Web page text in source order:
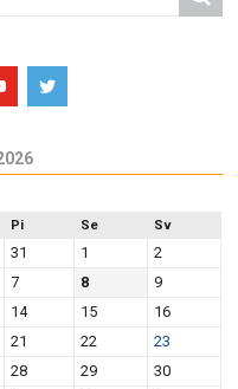
Pi Se Sv
31 1
2
7 8
9
14 15
16
21 22
23
28 29
30